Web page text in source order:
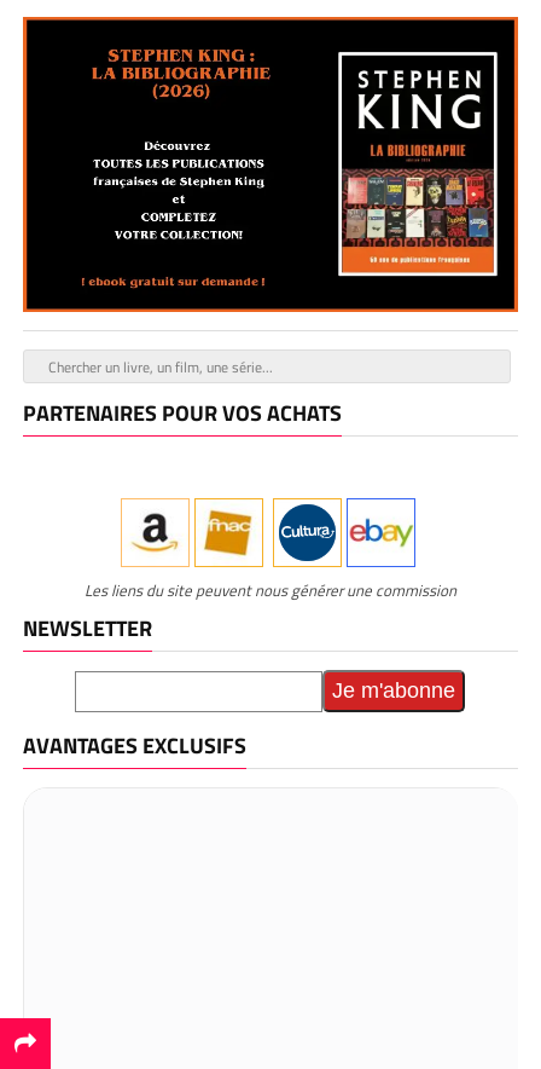
PARTENAIRES POUR VOS ACHATS
Les liens du site peuvent nous générer une commission
NEWSLETTER
AVANTAGES EXCLUSIFS